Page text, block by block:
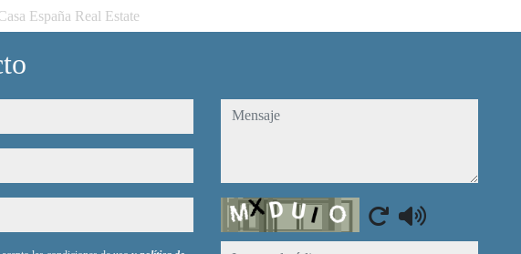
España Real Estate
mensaje
Captcha